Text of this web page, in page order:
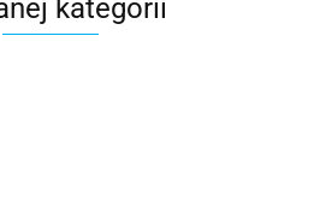
kategorii